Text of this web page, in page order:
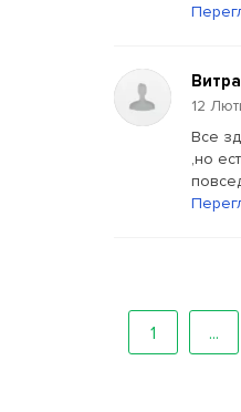
12
Все
,но
1 ...